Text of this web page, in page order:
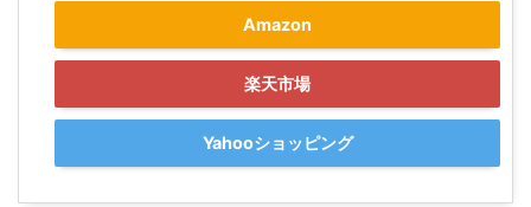
Amazon
楽天市場
Yahooショッピング